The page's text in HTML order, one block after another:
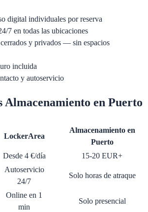
digital individuales por reserva
7 en todas las ubicaciones
y privados — sin espacios
incluida
y autoservicio
Almacenamiento en Puerto
LockerArea
Almacenamiento en
Puerto
Desde 4 €/día 15-20 EUR+
Autoservicio
24/7
Solo horas de atraque
Online en 1
min
Solo presencial